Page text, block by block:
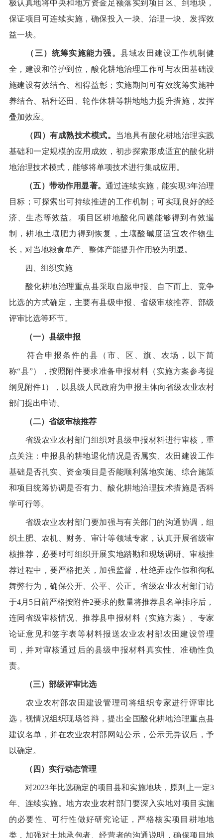
极认真地将中央和地方资金足额落实到项目区、到地块，
保证项目可连续实施，确保投入一块、治理一块、发挥效
益一块。
（三）统筹实施能力强。 县域农田建设工作机制健
全 ， 建设和管护到位， 酸化耕地治理工作可与农田基础设
施建设有效结合、相得益彰；实施期间可有效统筹实施种
养结合、秸秆还田、轮作休耕等耕地地力提升措施，发挥
叠加效应。
（四）有成熟技术模式。 当地具有酸化耕地治理实践
基础和一定规模的应用成效，初步探索形成适宜的酸化耕
地治理技术模式，能够将单项技术进行集成应用。
（五） 带动作用显著。 通过连续实施，能实现3年治理
目标；可探索出可持续推进的工作机制；可实现良好的经
济、生态等效益。项目区耕地酸化问题能够得到有效遏
制，耕地土壤肥力得到恢复，土壤酸碱度适宜农作物生
长，对当地粮食单产、整体产能提升作用较为明显。
四、组织实施
酸化耕地治理重点县采取自愿申报、自下而上、竞争
比选的方式确定，主要有县级申报、省级审核推荐、部级
评审比选等环节。
（一）县级申报
符合 申报条件的县（市、区、旗、农场，以下简
称“县”），按照附件要求准备申报材料（实施方案参考提
纲 见附件1 ），以县级人民政府为申报主体向省级农业农村
部门提出申请。
（二）省级审核推荐
省级农业农村部门组织对县级申报材料进行审核 ，重
点关注：申报县的耕地退化情况是否属实、农田建设工作
基础是否扎实、资金项目是否能顺利落地实施、综合施策
和项目统筹协调是否有力、 酸化耕地治理技术措施是否科
学可行等。
省级农业农村部门要加强与有关部门的沟通协调，组
织土肥、农机、财务、审计等领域专家 ，认真开展省级审
核推荐，必要时可组织开展实地踏勘和现场调研。审核推
荐过程中，要严格把关，加强监督，杜绝弄虚作假和徇私
舞弊行为，确保公开、公平、公正。省级农业农村部门请
于4月 5 日前严格按附件2要求的数量将推荐县名单排序后，
连同 省级审核情况、推荐县申报材料（实施方案）、专家
论证意见和签字表等材料报送农业农村部农田建设管理
司，并对审核通过后的县级申报材料真实性、准确性负
责。
（三）部级评审比选
农业农村部农田建设管理司将组织专家进行评审比
选，视情况组织现场答辩， 提出全国酸化耕地治理重点县
建议名单，并在农业农村部网站公示 ， 公示无异议后，予
以确定。
（四）实行动态管理
对2023年比选确定的项目县和实施地块，原则上一定3
年、连续实施。地方农业农村部门要深入实地对项目实施
的必要性、可行性做好研究论证，严格核实项目耕地地
类，加强对土地承包者、经营者的沟通说明，确保项目地